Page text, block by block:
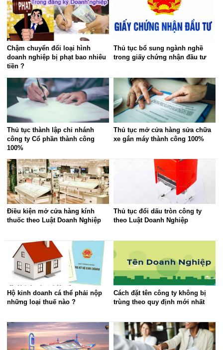
Chậm chuyển đổi loại hình
doanh nghiệp bị phạt bao nhiêu
tiền ?
Thủ tục bổ sung ngành nghề
trong giấy chứng nhận đầu tư
Thủ tục thành lập chi nhánh
công ty Cổ phần thành công
100%
Thủ tục mở cửa hàng sửa chữa
xe gắn máy thành công 100%
Điều kiện mở cửa hàng kính
thuốc theo Luật Doanh Nghiệp
Thủ tục đổi dấu tròn công ty
theo Luật Doanh Nghiệp
Hộ kinh doanh cá thể phải nộp
những loại thuế nào ?
Cách đặt tên công ty không bị
trùng theo quy định mới nhất